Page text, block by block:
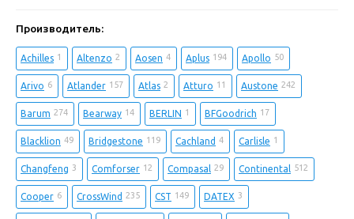
Производитель:
Achilles 1 Altenzo 2 Aosen 4 Aplus 194 Apollo 50
Arivo 6 Atlander 157 Atlas 2 Atturo 11 Austone 242
Barum 274 Bearway 14 BERLIN 1 BFGoodrich 17
Blacklion 49 Bridgestone 119 Cachland 4 Carlisle 1
Changfeng 3 Comforser 12 Compasal 29 Continental 512
Cooper 6 CrossWind 235 CST 149 DATEX 3